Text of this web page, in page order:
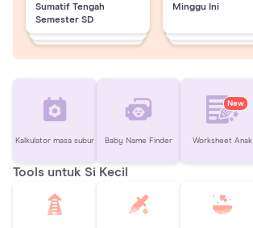
Sumatif Tengah
Semester SD
Minggu Ini
Kalkulator masa subur Baby Name Finder
New
Worksheet Anak
Tools untuk Si Kecil